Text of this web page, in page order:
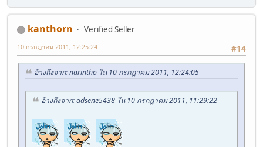
kanthorn
Verified Seller
#14
10 กรกฎาคม 2011, 12:25:24
อ้างถึงจาก: narintho ใน 10 กรกฎาคม 2011, 12:24:05
อ้างถึงจาก: adsene5438 ใน 10 กรกฎาคม 2011, 11:29:22